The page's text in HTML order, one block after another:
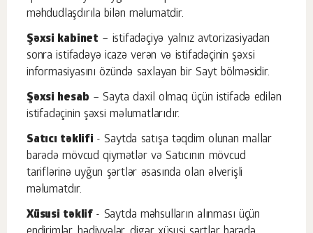
məhdudlaşdırıla bilən məlumatdir.
Şəxsi kabinet – istifadəçiyə yalnız avtorizasiyadan
sonra istifadəyə icazə verən və istifadəçinin şəxsi
informasiyasını özündə saxlayan bir Sayt bölməsidir.
Şəxsi hesab – Sayta daxil olmaq üçün istifadə edilən
istifadəçinin şəxsi məlumatlarıdır.
Satıcı təklifi - Saytda satışa təqdim olunan mallar
barədə mövcud qiymətlər və Satıcının mövcud
tariflərinə uyğun şərtlər əsasında olan əlverişli
məlumatdır.
Xüsusi təklif - Saytda məhsulların alınması üçün